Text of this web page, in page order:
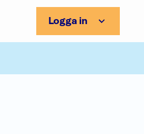
Logga in